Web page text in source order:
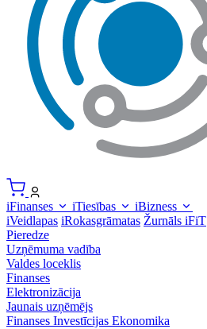
iFinanses iTiesības
iBizness
iVeidlapas iRokasgrāmatas Žurnāls iFiT
Pieredze
Uzņēmuma vadība
Valdes loceklis
Finanses
Elektronizācija
Jaunais uzņēmējs
Finanses Investīcijas Ekonomika